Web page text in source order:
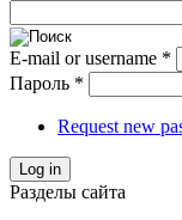
E-mail or username *
Пароль *
Request new
Log in
Разделы сайта